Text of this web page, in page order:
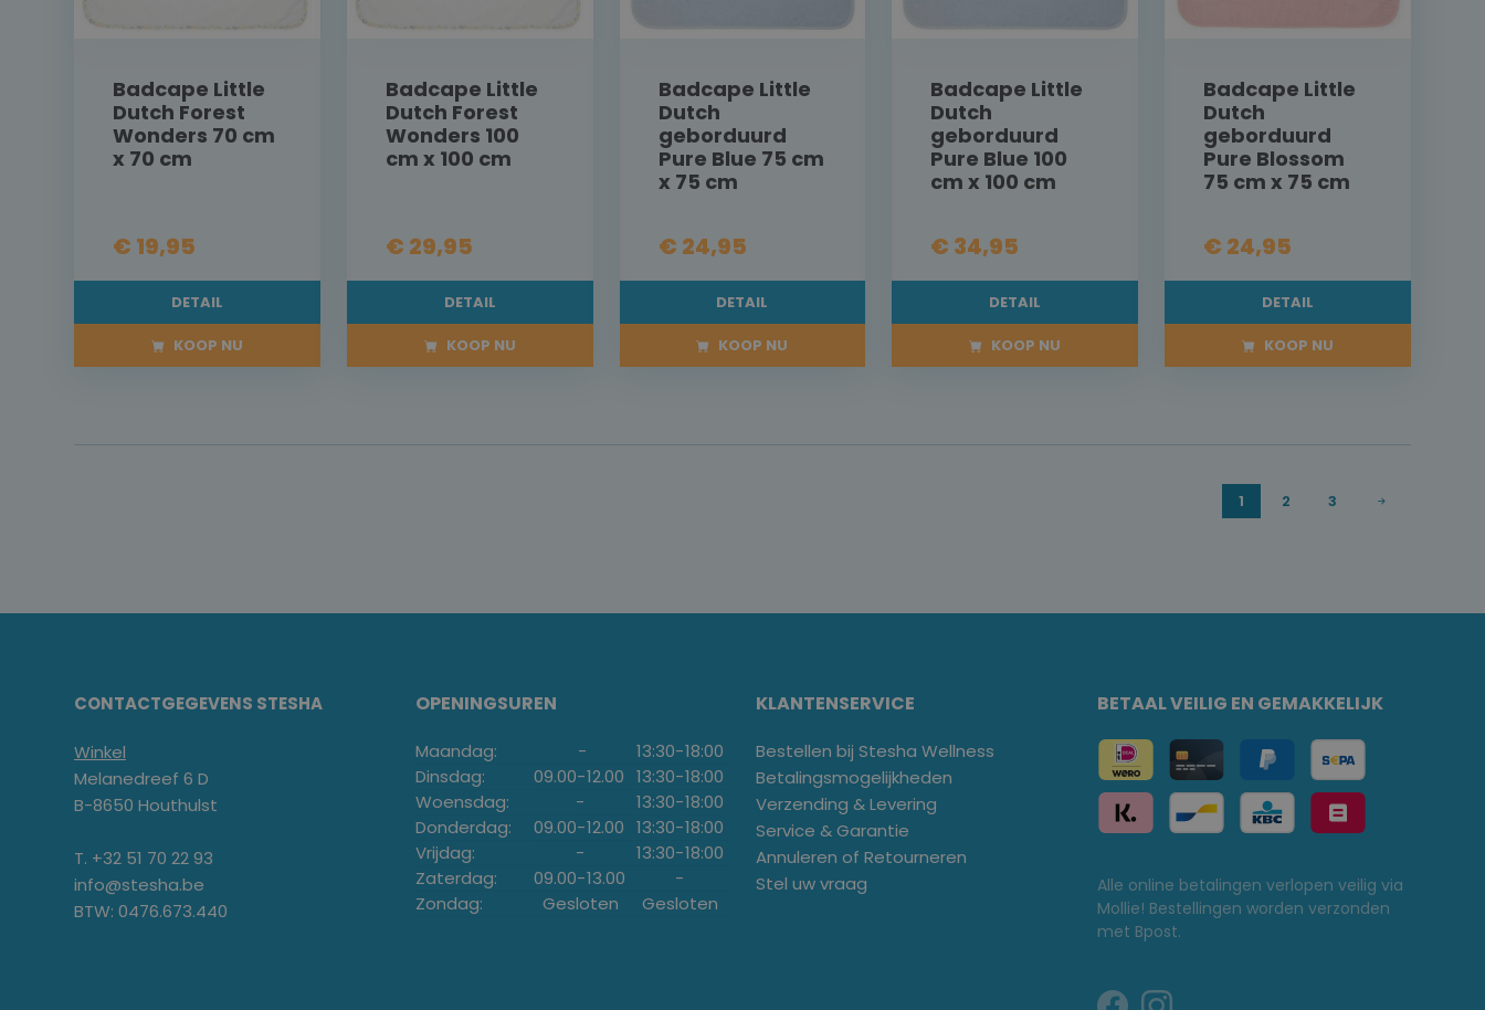
Badcape Little
Dutch Forest
Wonders 70 cm
x 70 cm
€ 19,95
DETAIL
KOOP NU
Badcape Little
Dutch Forest
Wonders 100
cm x 100 cm
€ 29,95
DETAIL
KOOP NU
Badcape Little
Dutch
geborduurd
Pure Blue 75 cm
x 75 cm
€ 24,95
DETAIL
KOOP NU
Badcape Little
Dutch
geborduurd
Pure Blue 100
cm x 100 cm
€ 34,95
DETAIL
KOOP NU
Badcape Little
Dutch
geborduurd
Pure Blossom
75 cm x 75 cm
€ 24,95
DETAIL
KOOP NU
1 2 3
CONTACTGEGEVENS STESHA
Winkel
Melanedreef 6 D
B-8650 Houthulst
T. +32 51 70 22 93
info@stesha.be
BTW: 0476.673.440
OPENINGSUREN
Maandag: - 13:30-18:00
Dinsdag:
09.00-12.00 13:30-18:00
Woensdag:
- 13:30-18:00
Donderdag:
09.00-12.00 13:30-18:00
Vrijdag:
- 13:30-18:00
Zaterdag:
09.00-13.00
-
Zondag:
Gesloten Gesloten
KLANTENSERVICE
Bestellen bij Stesha Wellness
Betalingsmogelijkheden
Verzending & Levering
Service & Garantie
Annuleren of Retourneren
Stel uw vraag
BETAAL VEILIG EN GEMAKKELIJK
Alle online betalingen verlopen veilig via
Mollie! Bestellingen worden verzonden
met Bpost.